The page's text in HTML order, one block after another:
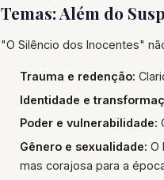
Temas: Além do
"O Silêncio dos Inocentes"
Trauma e redenção:
Identidade e
Poder e vulnerabilidade:
Gênero e sexualidade: O
mas corajosa para a